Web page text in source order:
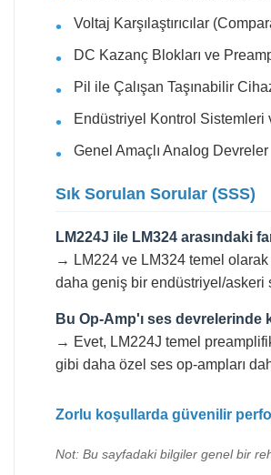
Voltaj Karşılaştırıcılar
DC Kazanç Blokları ve
Pil ile Çalışan Taşınabilir
Endüstriyel Kontrol Sistemleri
Genel Amaçlı Analog Devreler
Sık Sorulan Sorular (SSS)
LM224J ile LM324 arasındaki
→ LM224 ve LM324 temel olarak
daha geniş bir endüstriyel/askeri
Bu Op-Amp'ı ses devrelerinde
→ Evet, LM224J temel
gibi daha özel ses op-ampları
Zorlu koşullarda güvenilir
Not: Bu sayfadaki bilgiler genel bir